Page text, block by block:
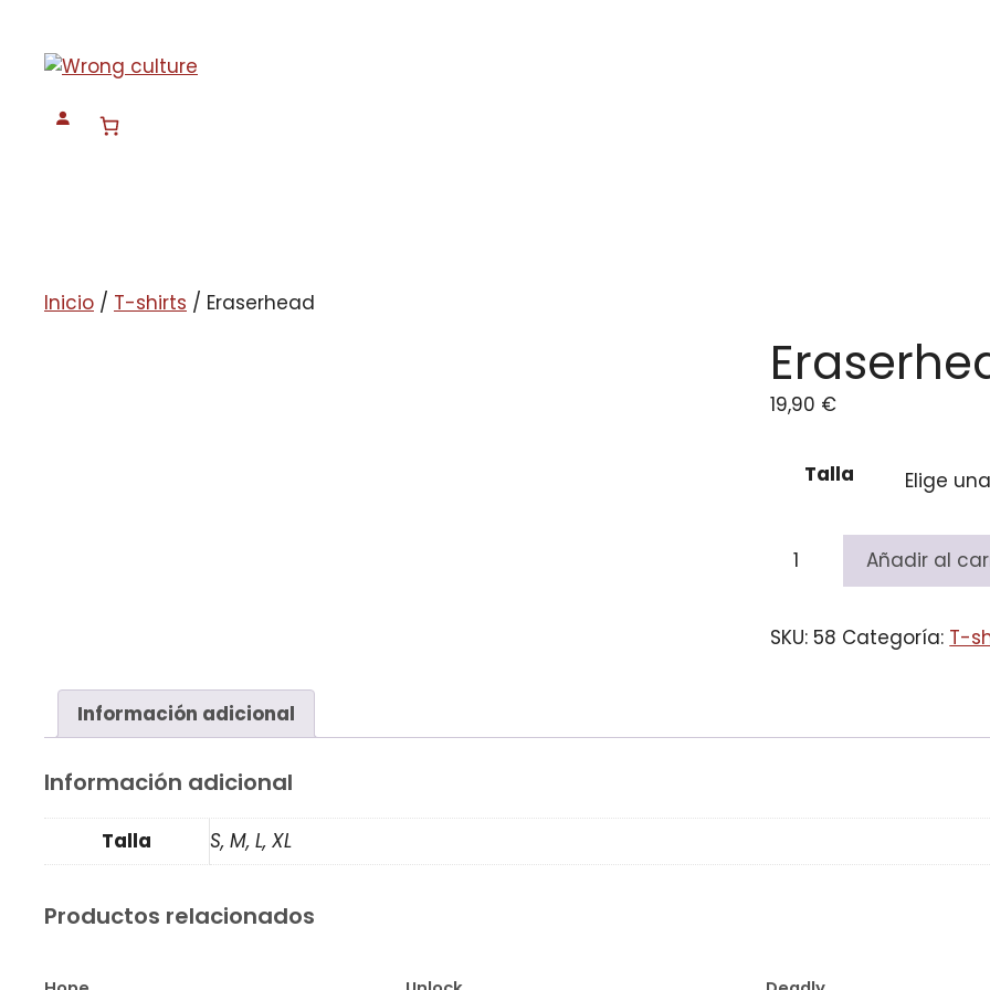
contenido
Inicio / T-shirts / Eraserhead
19,90 €
Talla
Eraserhead
cantidad
Añadir al
SKU:58 Categoría: T-
Información adicional
Información adicional
Talla S, M, L, XL
Productos relacionados